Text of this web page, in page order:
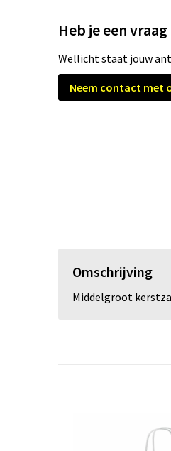
Heb je een
Wellicht staat jouw
Neem contact met
Omschrijving
Middelgroot